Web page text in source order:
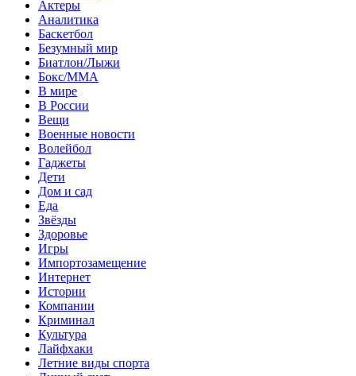
Актеры
Аналитика
Баскетбол
Безумный мир
Биатлон/Лыжи
Бокс/MMA
В мире
В России
Вещи
Военные новости
Волейбол
Гаджеты
Дети
Дом и сад
Еда
Звёзды
Здоровье
Игры
Импортозамещение
Интернет
Истории
Компании
Криминал
Культура
Лайфхаки
Летние виды спорта